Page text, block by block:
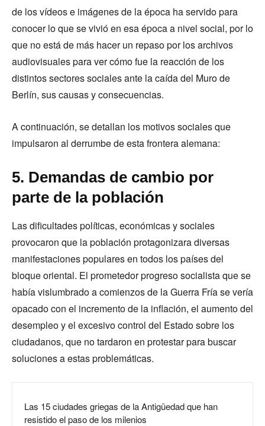
de los vídeos e imágenes de la época ha servido para
conocer lo que se vivió en esa época a nivel social, por lo
que no está de más hacer un repaso por los archivos
audiovisuales para ver cómo fue la reacción de los
distintos sectores sociales ante la caída del Muro de
Berlín, sus causas y consecuencias.
A continuación, se detallan los motivos sociales que
impulsaron al derrumbe de esta frontera alemana:
5. Demandas de cambio por
parte de la población
Las dificultades políticas, económicas y sociales
provocaron que la población protagonizara diversas
manifestaciones populares en todos los países del
bloque oriental. El prometedor progreso socialista que se
había vislumbrado a comienzos de la Guerra Fría se vería
opacado con el incremento de la inflación, el aumento del
desempleo y el excesivo control del Estado sobre los
ciudadanos, que no tardaron en protestar para buscar
soluciones a estas problemáticas.
Las 15 ciudades griegas de la Antigüedad que han
resistido el paso de los milenios